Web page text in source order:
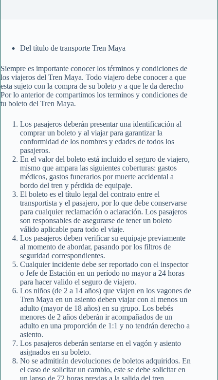
Del título de transporte Tren Maya
Siempre es importante conocer los términos y condiciones de
los viajeros del Tren Maya. Todo viajero debe conocer a que
esta sujeto con la compra de su boleto y a que le da derecho
Por lo anterior de compartimos los terminos y condiciones de
tu boleto del Tren Maya.
Los pasajeros deberán presentar una identificación al
comprar un boleto y al viajar para garantizar la
conformidad de los nombres y edades de todos los
pasajeros.
En el valor del boleto está incluido el seguro de viajero,
mismo que ampara las siguientes coberturas: gastos
médicos, gastos funerarios por muerte accidental a
bordo del tren y pérdida de equipaje.
El boleto es el título legal del contrato entre el
transportista y el pasajero, por lo que debe conservarse
para cualquier reclamación o aclaración. Los pasajeros
son responsables de asegurarse de tener un boleto
válido aplicable para todo el viaje.
Los pasajeros deben verificar su equipaje previamente
al momento de abordar, pasando por los filtros de
seguridad correspondientes.
Cualquier incidente debe ser reportado con el inspector
o Jefe de Estación en un período no mayor a 24 horas
para hacer valido el seguro de viajero.
Los niños (de 2 a 14 años) que viajen en los vagones de
Tren Maya en un asiento deben viajar con al menos un
adulto (mayor de 18 años) en su grupo. Los bebés
menores de 2 años deberán ir acompañados de un
adulto en una proporción de 1:1 y no tendrán derecho a
asiento.
Los pasajeros deberán sentarse en el vagón y asiento
asignados en su boleto.
No se admitirán devoluciones de boletos adquiridos. En
el caso de solicitar un cambio, este se debe solicitar en